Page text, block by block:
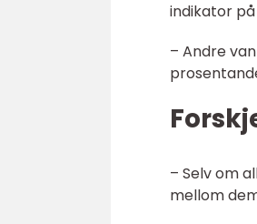
indikator
– Andre
– Selv om
mellom